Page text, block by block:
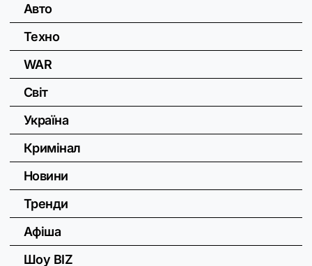
Авто
Техно
WAR
Світ
Україна
Кримінал
Новини
Тренди
Афіша
Шоу BIZ